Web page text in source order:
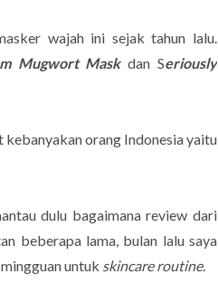
wajah ini sejak tahun lalu.
Mugwort Maskdan Seriously
orang Indonesia yaitu
dulu bagaimana review dari
beberapa lama, bulan lalu saya
untuk skincare routine.